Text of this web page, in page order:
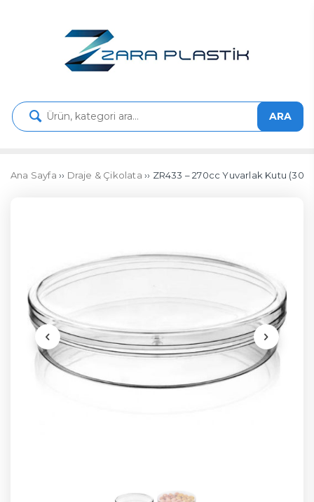
ARA
Ana Sayfa ›› Draje & Çikolata ›› ZR433 – 270cc Yuvarlak Kutu